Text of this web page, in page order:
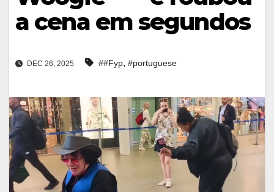
a cena em segundos
DEC 26, 2025 ##Fyp, #portuguese